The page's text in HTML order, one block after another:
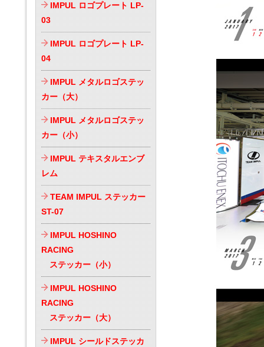
IMPUL ロゴプレート LP-
03
IMPUL ロゴプレート LP-
04
IMPUL メタルロゴステッ
カー（大）
IMPUL メタルロゴステッ
カー（小）
IMPUL テキスタルエンブ
レム
TEAM IMPUL ステッカー
ST-07
IMPUL HOSHINO
RACING
ステッカー（小）
IMPUL HOSHINO
RACING
ステッカー（大）
IMPUL シールドステッカ